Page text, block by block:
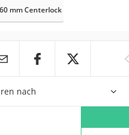
mm Centerlock
nach